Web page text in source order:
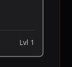
Lvl 1